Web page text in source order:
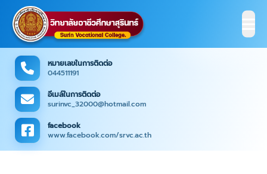
หมายเลขในการติดต่อ
044511191
อีเมล์ในการติดต่อ
surinvc_32000@hotmail.com
facebook
www.facebook.com/srvc.ac.th